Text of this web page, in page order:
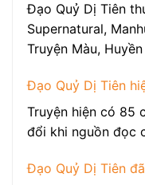
Đạo Quỷ Dị Tiên
Supernatural,
Truyện Màu,
Đạo Quỷ Dị Tiên
Truyện hiện có 85
đổi khi nguồn đọc
Đạo Quỷ Dị Tiên